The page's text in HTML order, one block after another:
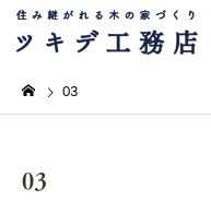
03
03